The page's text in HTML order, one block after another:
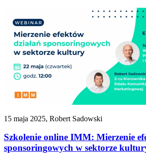
15 maja 2025, Robert Sadowski
Szkolenie online IMM: Mierzenie
sponsoringowych w sektorze